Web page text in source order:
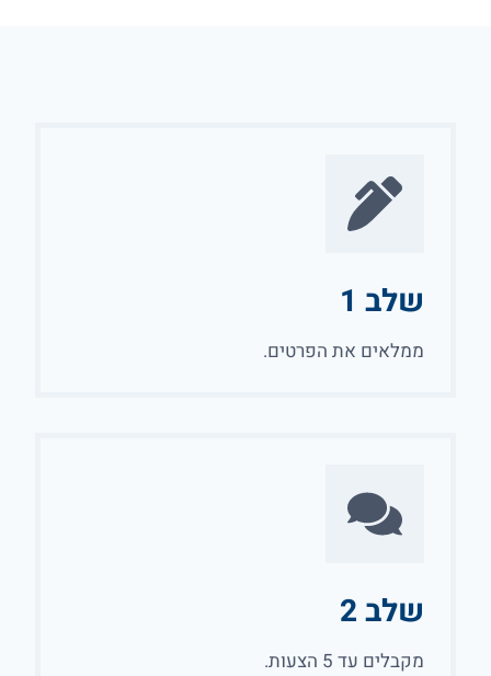
שלב 1
ממלאים את הפרטים.
שלב 2
מקבלים עד 5 הצעות.